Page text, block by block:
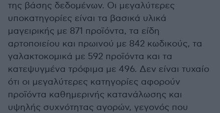
της βάσης δεδομένων. Οι μεγαλύτερες
υποκατηγορίες είναι τα βασικά υλικά
μαγειρικής με 871 προϊόντα, τα είδη
αρτοποιείου και πρωινού με 842 κωδικούς, τα
γαλακτοκομικά με 592 προϊόντα και τα
κατεψυγμένα τρόφιμα με 496. Δεν είναι τυχαίο
ότι οι μεγαλύτερες κατηγορίες αφορούν
προϊόντα καθημερινής κατανάλωσης και
υψηλής συχνότητας αγορών, γεγονός που